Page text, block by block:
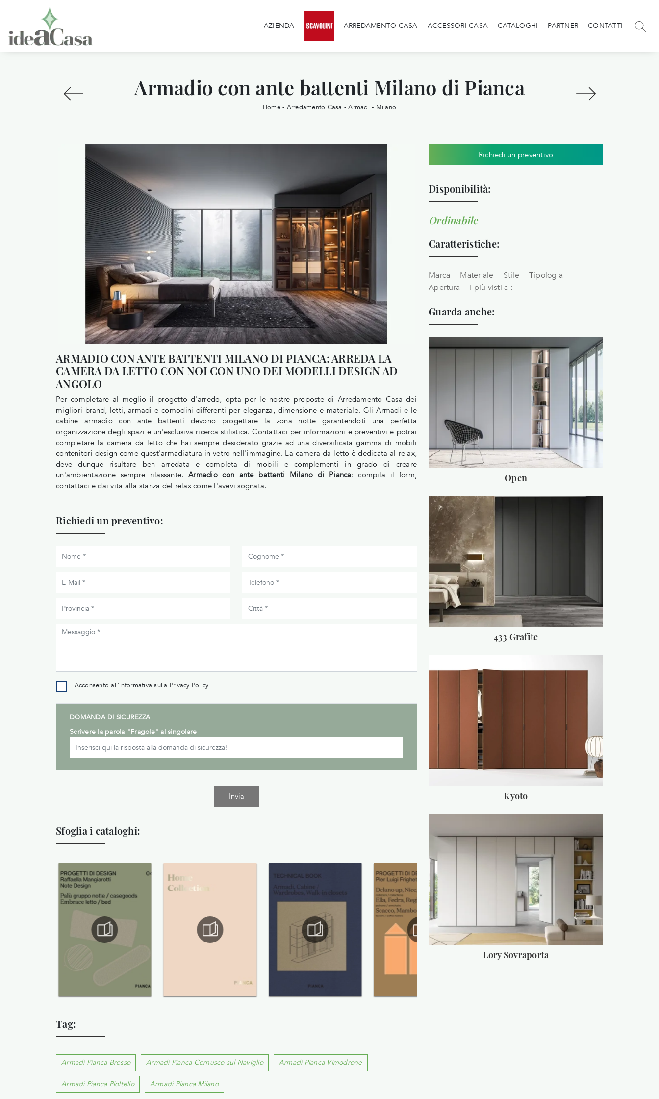
AZIENDA ARREDAMENTO CASA ACCESSORI CASA CATALOGHI PARTNER CONTATTI
Armadio con ante battenti Milano di Pianca
Home- Arredamento Casa -Armadi - Milano
ARMADIO CON ANTE BATTENTI MILANO DI PIANCA: ARREDA LA
CAMERA DA LETTO CON NOI CON UNO DEI MODELLI DESIGN AD
ANGOLO
Per completare al meglio il progetto d'arredo, opta per le nostre proposte di Arredamento Casa dei
migliori brand, letti, armadi e comodini differenti per eleganza, dimensione e materiale. Gli Armadi e le
cabine armadio con ante battenti devono progettare la zona notte garantendoti una perfetta
organizzazione degli spazi e un'esclusiva ricerca stilistica. Contattaci per informazioni e preventivi e potrai
completare la camera da letto che hai sempre desiderato grazie ad una diversificata gamma di mobili
contenitori design come quest'armadiatura in vetro nell'immagine. La camera da letto è dedicata al relax,
deve dunque risultare ben arredata e completa di mobili e complementi in grado di creare
un'ambientazione sempre rilassante. Armadio con ante battenti Milano di Pianca: compila il form,
contattaci e dai vita alla stanza del relax come l'avevi sognata.
Richiedi un preventivo:
Acconsento all'informativa sulla Privacy Policy
DOMANDA DI SICUREZZA
Scrivere la parola "Fragole" al singolare
Invia
Sfoglia i cataloghi:
Tag:
Armadi Pianca Bresso Armadi Pianca Cernusco sul Naviglio Armadi Pianca Vimodrone
Armadi Pianca Pioltello Armadi Pianca Milano
Richiedi un preventivo
Disponibilità:
Ordinabile
Caratteristiche:
Marca Materiale Stile
Tipologia
Apertura
I più visti a :
Guarda anche:
Open
433 Grafite
Kyoto
Lory Sovraporta